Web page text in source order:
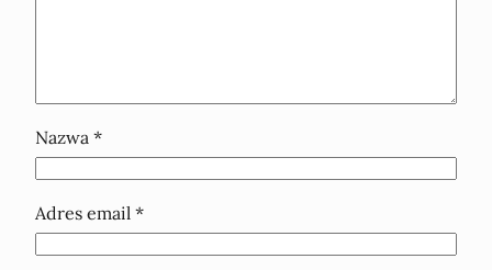
Nazwa *
Adres email *